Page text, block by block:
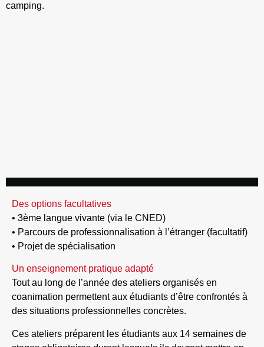
camping.
Un enseignement pratique adapté
Tout au long de l’année des ateliers organisés en
coanimation permettent aux étudiants d’être confrontés à
des situations professionnelles concrètes.
Ces ateliers préparent les étudiants aux 14 semaines de
Des options facultatives
• 3ème langue vivante (via le CNED)
• Parcours de professionnalisation à l’étranger (facultatif)
• Projet de spécialisation